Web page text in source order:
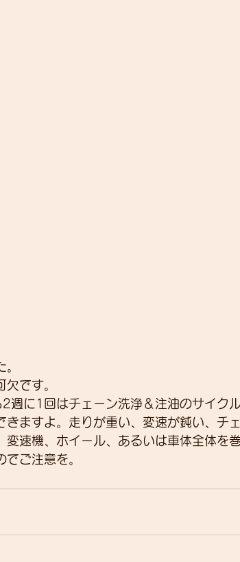
です。
週に1回はチェーン洗浄＆注油のサイク
ますよ。走りが重い、変速が鈍い、チェ
速機、ホイール、あるいは車体全体を巻
ご注意を。